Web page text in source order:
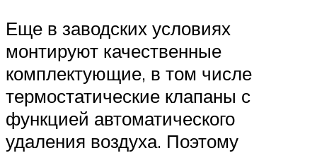
Еще в заводских условиях
монтируют качественные
комплектующие, в том числе
термостатические клапаны с
функцией автоматического
удаления воздуха. Поэтому